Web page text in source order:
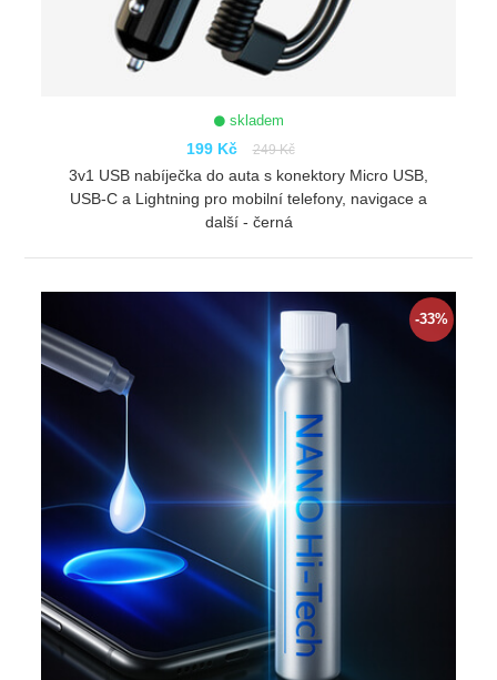
skladem
199 Kč 249 Kč
ZOBRAZIT
3v1 USB nabíječka do auta s konektory Micro USB,
USB-C a Lightning pro mobilní telefony, navigace a
další - černá
-33%